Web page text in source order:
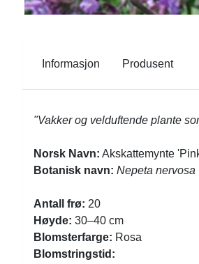
Informasjon Produsent
"Vakker og velduftende plante
Norsk Navn: Akskattemynte
Botanisk navn: Nepeta nervosa
Antall frø: 20
Høyde: 30–40 cm
Blomsterfarge: Rosa
Blomstringstid: